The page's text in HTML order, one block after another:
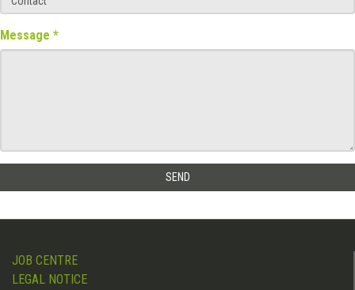
Message
JOB CENTRE
LEGAL NOTICE